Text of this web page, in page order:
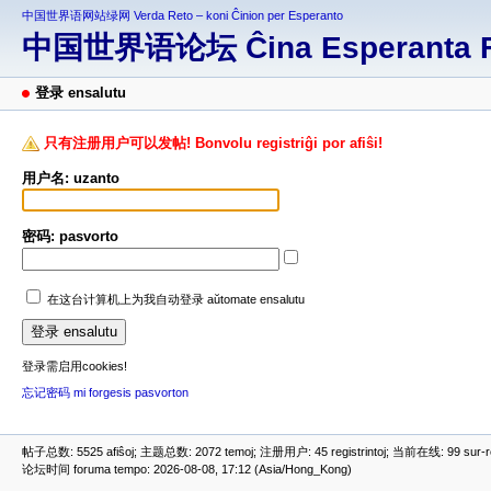
中国世界语网站绿网 Verda Reto – koni Ĉinion per Esperanto
中国世界语论坛 Ĉina Esperanta
登录 ensalutu
只有注册用户可以发帖! Bonvolu registriĝi por afiŝi!
用户名: uzanto
密码: pasvorto
在这台计算机上为我自动登录 aŭtomate ensalutu
登录需启用cookies!
忘记密码 mi forgesis pasvorton
帖子总数: 5525 afiŝoj; 主题总数: 2072 temoj; 注册用户: 45 registrintoj; 当前在线: 99
论坛时间 foruma tempo: 2026-08-08, 17:12 (Asia/Hong_Kong)